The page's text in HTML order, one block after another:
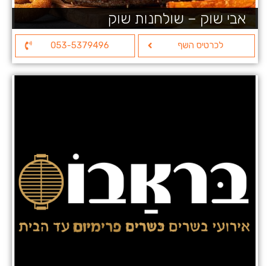
אבי שוק – שולחנות שוק
לכרטיס השף 053-5379496